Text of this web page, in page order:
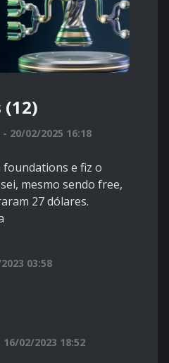
20/02/2025 16:18
e fiz o
mesmo sendo free,
27 dólares.
03:58
02/2023 18:52